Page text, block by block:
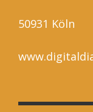
50931 Köln